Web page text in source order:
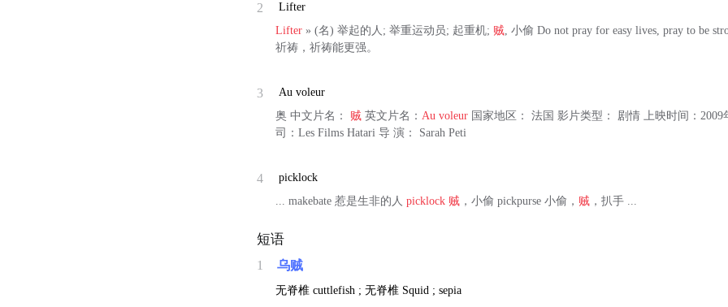
2
Lifter
Lifter » (名) 举起的人; 举重运动员; 起重机; 贼, 小偷 Do not pray for easy lives, pray to be
祈祷，祈祷能更强。
3
Au voleur
奥 中文片名： 贼 英文片名：Au voleur 国家地区： 法国 影片类型： 剧情 上映时间：2009
司：Les Films Hatari 导 演： Sarah Peti
4
picklock
... makebate 惹是生非的人picklock 贼 ，小偷 pickpurse 小偷， 贼 ，扒手 ...
短语
1 乌贼
无脊椎cuttlefish ;无脊椎 Squid ; sepia